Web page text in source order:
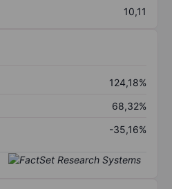
10,11
124,18%
68,32%
-35,16%